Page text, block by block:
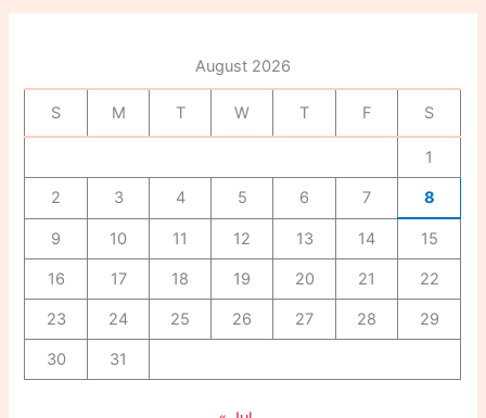
c
August 2026
S M T W T F S
1
2 3 4 5 6 7 8
9 10 11 12 13 14 15
16 17 18 19 20 21 22
23 24 25 26 27 28 29
30 31